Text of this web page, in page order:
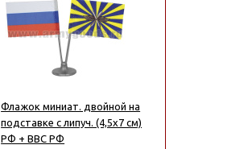
Флажок миниат. двойной на
подставке с липуч. (4,5х7 см)
РФ + ВВС РФ